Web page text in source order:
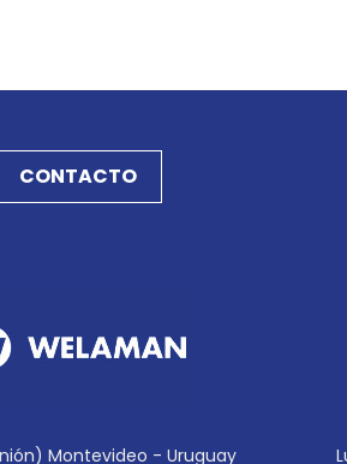
CONTACTO
Montevideo - Uruguay